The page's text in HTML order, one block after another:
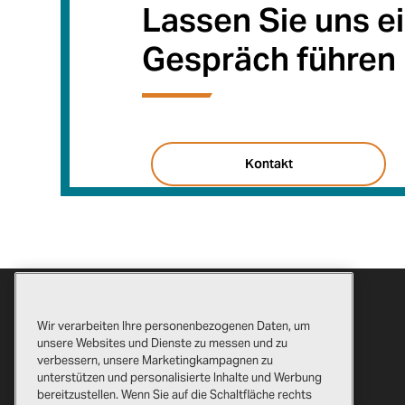
Lassen Sie uns
Gespräch führen
Kontakt
Wir verarbeiten Ihre personenbezogenen Daten, um
unsere Websites und Dienste zu messen und zu
verbessern, unsere Marketingkampagnen zu
unterstützen und personalisierte Inhalte und Werbung
bereitzustellen. Wenn Sie auf die Schaltfläche rechts